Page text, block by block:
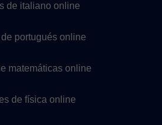
de italiano online
portugués online
matemáticas online
de física online